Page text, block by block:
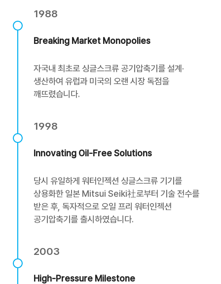
1988
Breaking Market Monopolies
자국내 최초로 싱글스크류 공기압축기를 설계·
생산하여 유럽과 미국의 오랜 시장 독점을
깨뜨렸습니다.
1998
Innovating Oil-Free Solutions
당시 유일하게 워터인젝션 싱글스크류 기기를
상용화한 일본 Mitsui Seiki社로부터 기술 전수를
받은 후, 독자적으로 오일 프리 워터인젝션
공기압축기를 출시하였습니다.
2003
High-Pressure Milestone